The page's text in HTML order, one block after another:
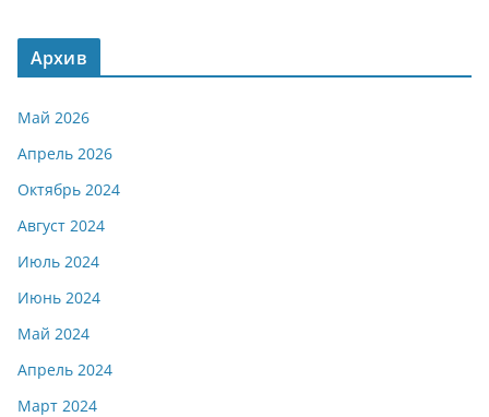
Архив
Май 2026
Апрель 2026
Октябрь 2024
Август 2024
Июль 2024
Июнь 2024
Май 2024
Апрель 2024
Март 2024